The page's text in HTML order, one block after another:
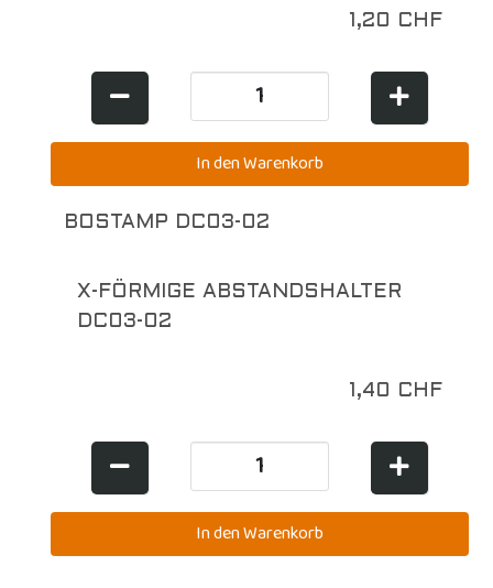
1,20 CHF
BOSTAMP DC03-02
X-FÖRMIGE ABSTANDSHALTER
DC03-02
1,40 CHF